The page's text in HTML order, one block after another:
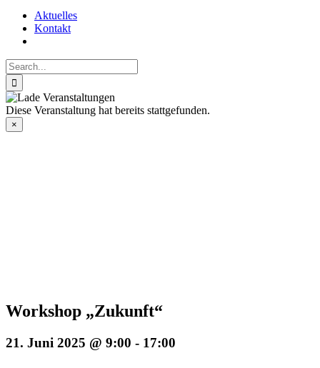
Aktuelles
Kontakt
Search
for:
Diese Veranstaltung hat bereits stattgefunden.
×
Workshop „Zukunft“
21. Juni 2025 @ 9:00 - 17:00